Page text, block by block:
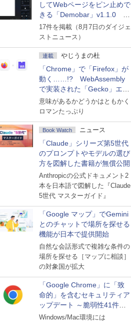
してWebページをピン止めで
きる「Demobar」v1.1.0 ほ
か
17件を掲載（8月7日のダイジェ
ストニュース）
連載 やじうまの杜
「Chrome」で「Firefox」が
動く……!? WebAssembly
で実装された「Gecko」エン
ジン
意味があるかどうかはともかく
ロマンたっぷり
Book Watch ニュース
「Claude」シリーズ第5世代
のプロンプトやモデルの選び
方を図解した書籍が無償公開
Anthropicの公式ドキュメント2
本を日本語で図解した『Claude
5世代 マスターガイド』
「Google マップ」でGemini
とのチャットで場所を探せる
機能が日本で提供開始
自然な会話形式で複雑な条件の
場所を探せる［マップに相談］
の対象国が拡大
「Google Chrome」に「致
命的」を含むセキュリティア
ップデート ～脆弱性41件に
対処
Windows/Mac環境には